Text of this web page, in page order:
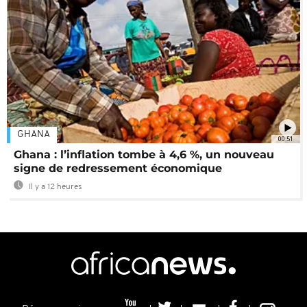
00:51
GHANA
Ghana : l’inflation tombe à 4,6 %, un nouveau
signe de redressement économique
Il y a 12 heures